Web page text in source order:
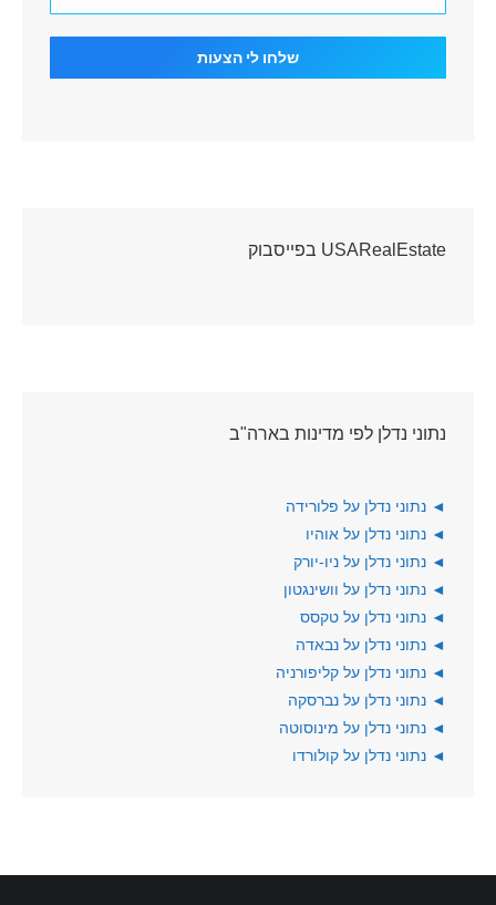
USARealEstate בפייסבוק
נתוני נדלן לפי מדינות בארה"ב
◄ נתוני נדלן על פלורידה
◄ נתוני נדלן על אוהיו
◄ נתוני נדלן על ניו-יורק
◄ נתוני נדלן על וושינגטון
◄ נתוני נדלן על טקסס
◄ נתוני נדלן על נבאדה
◄ נתוני נדלן על קליפורניה
◄ נתוני נדלן על נברסקה
◄ נתוני נדלן על מינוסוטה
◄ נתוני נדלן על קולורדו